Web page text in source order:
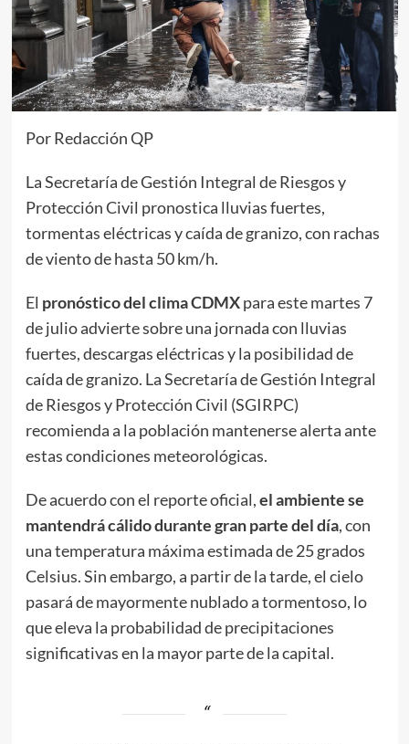
Por Redacción QP
La Secretaría de Gestión Integral de Riesgos y
Protección Civil pronostica lluvias fuertes,
tormentas eléctricas y caída de granizo, con rachas
de viento de hasta 50 km/h.
El pronóstico del clima CDMXpara este martes 7
de julio advierte sobre una jornada con lluvias
fuertes, descargas eléctricas y la posibilidad de
caída de granizo. La Secretaría de Gestión Integral
de Riesgos y Protección Civil (SGIRPC)
recomienda a la población mantenerse alerta ante
estas condiciones meteorológicas.
De acuerdo con el reporte oficial,el ambiente se
mantendrá cálido durante gran parte del día, con
una temperatura máxima estimada de 25 grados
Celsius. Sin embargo, a partir de la tarde, el cielo
pasará de mayormente nublado a tormentoso, lo
que eleva la probabilidad de precipitaciones
significativas en la mayor parte de la capital.